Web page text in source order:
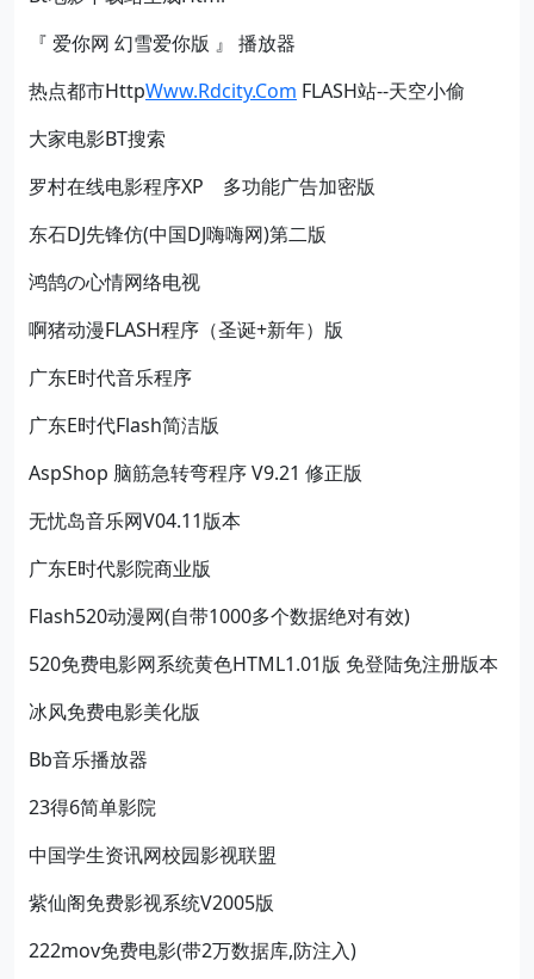
『 爱你网 幻雪爱你版 』 播放器
热点都市HttpWww.Rdcity.Com FLASH站--天空小偷
大家电影BT搜索
罗村在线电影程序XP 多功能广告加密版
东石DJ先锋仿(中国DJ嗨嗨网)第二版
鸿鹄の心情网络电视
啊猪动漫FLASH程序（圣诞+新年）版
广东E时代音乐程序
广东E时代Flash简洁版
AspShop 脑筋急转弯程序 V9.21 修正版
无忧岛音乐网V04.11版本
广东E时代影院商业版
Flash520动漫网(自带1000多个数据绝对有效)
520免费电影网系统黄色HTML1.01版 免登陆免注册版本
冰风免费电影美化版
Bb音乐播放器
23得6简单影院
中国学生资讯网校园影视联盟
紫仙阁免费影视系统V2005版
222mov免费电影(带2万数据库,防注入)